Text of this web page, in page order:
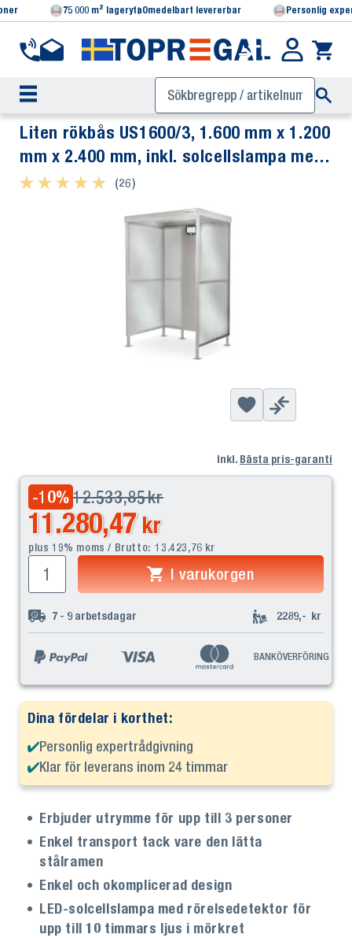
75 000 m² lagerytaOmedelbart levererbar Personlig
Liten rökbås US1600/3, 1.600 mm x 1.200
mm x 2.400 mm, inkl. solcellslampa med
rörelsesensor
★ ★ ★ ★ ★
★ ★ ★ ★ ★ (26)
Inkl. Bästa pris-garanti
-10%12.533,85kr
11.280,47 kr
plus 19% moms / Brutto: 13.423,76 kr
I varukorgen
7 - 9 arbetsdagar 2289,- kr
BANKÖVERFÖRING
Dina fördelar i korthet:
Personlig expertrådgivning
Klar för leverans inom 24 timmar
Erbjuder utrymme för upp till 3 personer
Enkel transport tack vare den lätta
stålramen
Enkel och okomplicerad design
LED-solcellslampa med rörelsedetektor för
upp till 10 timmars ljus i mörkret